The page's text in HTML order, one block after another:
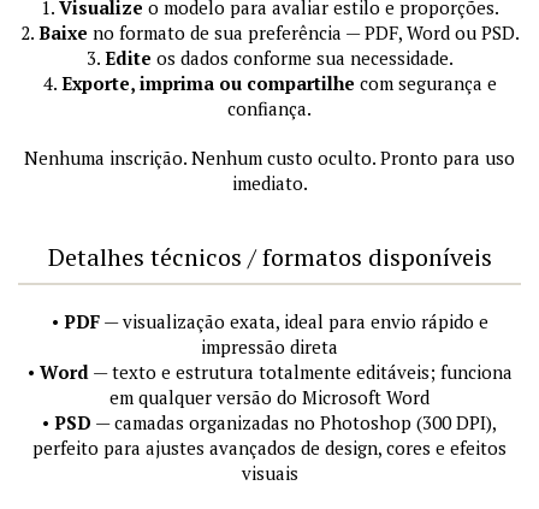
1. Visualize o modelo para avaliar estilo e proporções.
2. Baixe no formato de sua preferência — PDF, Word ou PSD.
3. Edite os dados conforme sua necessidade.
4. Exporte, imprima ou compartilhe com segurança e
confiança.
Nenhuma inscrição. Nenhum custo oculto. Pronto para uso
imediato.
Detalhes técnicos / formatos disponíveis
• PDF— visualização exata, ideal para envio rápido e
impressão direta
• Word— texto e estrutura totalmente editáveis; funciona
em qualquer versão do Microsoft Word
• PSD — camadas organizadas no Photoshop (300 DPI),
perfeito para ajustes avançados de design, cores e efeitos
visuais